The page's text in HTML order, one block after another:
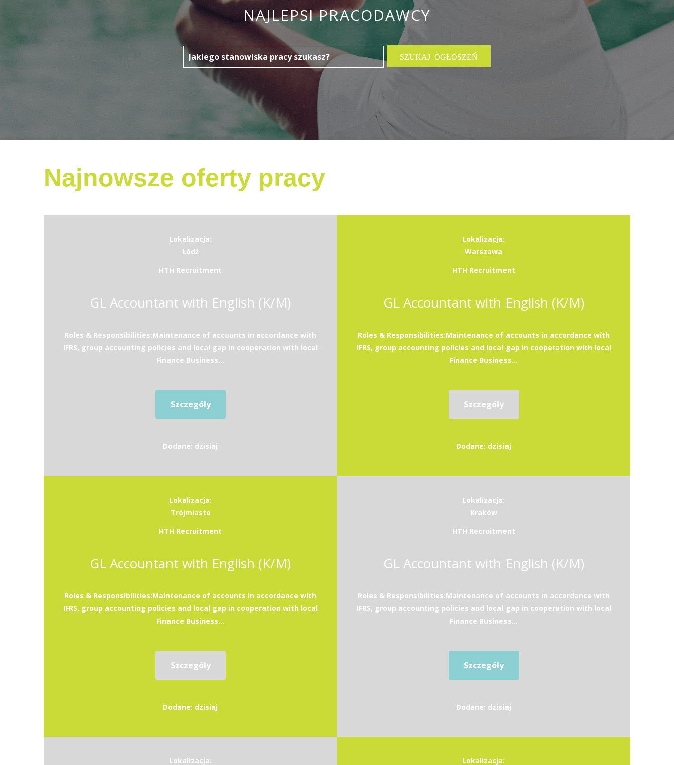
NAJLEPSI PRACODAWCY
Najnowsze oferty pracy
Lokalizacja:
Łódź
HTH Recruitment
GL Accountant with English (K/M)
Roles & Responsibilities:Maintenance of accounts in accordance with
IFRS, group accounting policies and local gap in cooperation with local
Finance Business...
Szczegóły
Dodane: dzisiaj
Lokalizacja:
Warszawa
HTH Recruitment
GL Accountant with English (K/M)
Roles & Responsibilities:Maintenance of accounts in accordance with
IFRS, group accounting policies and local gap in cooperation with local
Finance Business...
Szczegóły
Dodane: dzisiaj
Lokalizacja:
Trójmiasto
HTH Recruitment
GL Accountant with English (K/M)
Roles & Responsibilities:Maintenance of accounts in accordance with
IFRS, group accounting policies and local gap in cooperation with local
Finance Business...
Szczegóły
Dodane: dzisiaj
Lokalizacja:
Kraków
HTH Recruitment
GL Accountant with English (K/M)
Roles & Responsibilities:Maintenance of accounts in accordance with
IFRS, group accounting policies and local gap in cooperation with local
Finance Business...
Szczegóły
Dodane: dzisiaj
Lokalizacja:
Lokalizacja: